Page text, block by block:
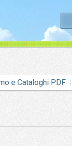
e Cataloghi PDF